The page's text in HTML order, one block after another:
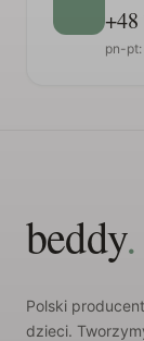
+48
pn-pt:
beddy.
Polski
dzieci.